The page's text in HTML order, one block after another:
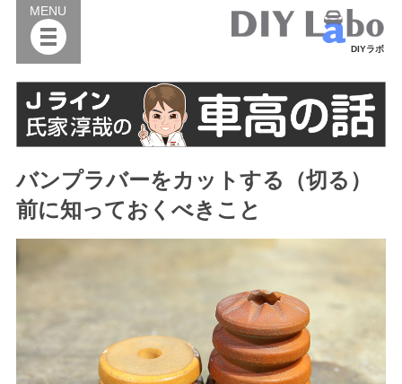
DIYラボ
MENU
バンプラバーをカットする（切る）
前に知っておくべきこと